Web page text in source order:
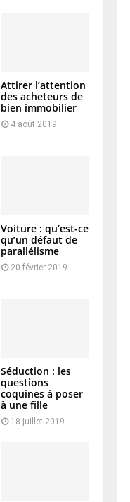
Attirer l’attention
des acheteurs de
bien immobilier
4 août 2019
Voiture : qu’est-ce
qu’un défaut de
parallélisme
20 février 2019
Séduction : les
questions
coquines à poser
à une fille
18 juillet 2019